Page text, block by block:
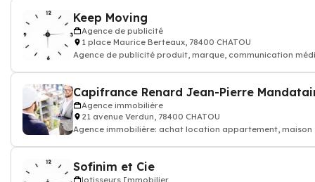
Keep Moving
Agence de publicité
1 place Maurice Berteaux, 78400 CHATOU
Agence de publicité produit, marque, communication
Agence immobilière
21 avenue Verdun, 78400 CHATOU
Agence immobilière: achat location appartement, maison
Sofinim et Cie
lotisseurs Immobilier